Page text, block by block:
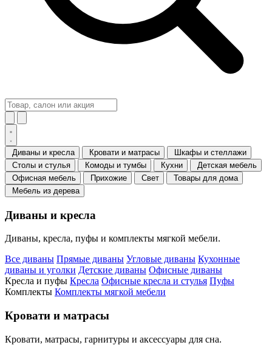
Диваны и кресла Кровати и матрасы
Шкафы и стеллажи
Столы и стулья
Комоды и тумбы Кухни
Детская мебель
Офисная мебель
Прихожие Свет
Товары для дома
Мебель из дерева
Диваны и кресла
Диваны, кресла, пуфы и комплекты мягкой мебели.
Все диваны Прямые диваны Угловые диваны Кухонные
диваны и уголки Детские диваны Офисные диваны
Кресла и пуфы Кресла Офисные кресла и стулья Пуфы
Комплекты Комплекты мягкой мебели
Кровати и матрасы
Кровати, матрасы, гарнитуры и аксессуары для сна.